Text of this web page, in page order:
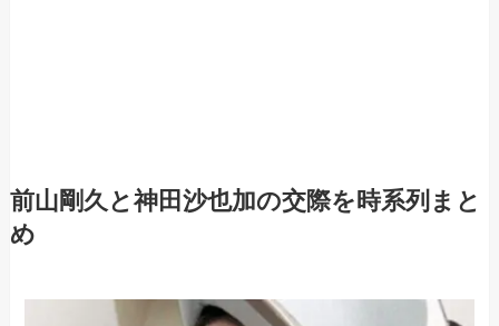
前山剛久と神田沙也加の交際を時系列まと
め